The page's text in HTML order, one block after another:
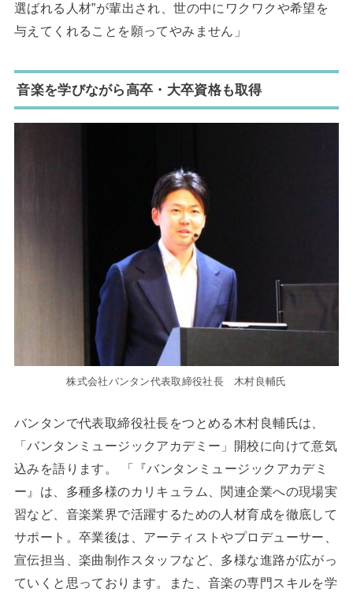
選ばれる人材”が輩出され、世の中にワクワクや希望を
与えてくれることを願ってやみません」
音楽を学びながら高卒・大卒資格も取得
株式会社バンタン代表取締役社長 木村良輔氏
バンタンで代表取締役社長をつとめる木村良輔氏は、
「バンタンミュージックアカデミー」開校に向けて意気
込みを語ります。 「『バンタンミュージックアカデミ
ー』は、多種多様のカリキュラム、関連企業への現場実
習など、音楽業界で活躍するための人材育成を徹底して
サポート。卒業後は、アーティストやプロデューサー、
宣伝担当、楽曲制作スタッフなど、多様な進路が広がっ
ていくと思っております。また、音楽の専門スキルを学